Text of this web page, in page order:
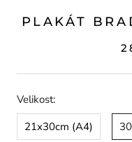
PLAKÁT
Velikost:
21x30cm (A4)